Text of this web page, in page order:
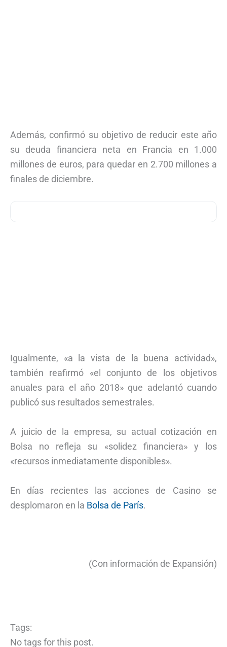
Además, confirmó su objetivo de reducir este año
su deuda financiera neta en Francia en 1.000
millones de euros, para quedar en 2.700 millones a
finales de diciembre.
Igualmente, «a la vista de la buena actividad»,
también reafirmó «el conjunto de los objetivos
anuales para el año 2018» que adelantó cuando
publicó sus resultados semestrales.
A juicio de la empresa, su actual cotización en
Bolsa no refleja su «solidez financiera» y los
«recursos inmediatamente disponibles».
En días recientes las acciones de Casino se
desplomaron en la Bolsa de París.
(Con información de Expansión)
Tags:
No tags for this post.